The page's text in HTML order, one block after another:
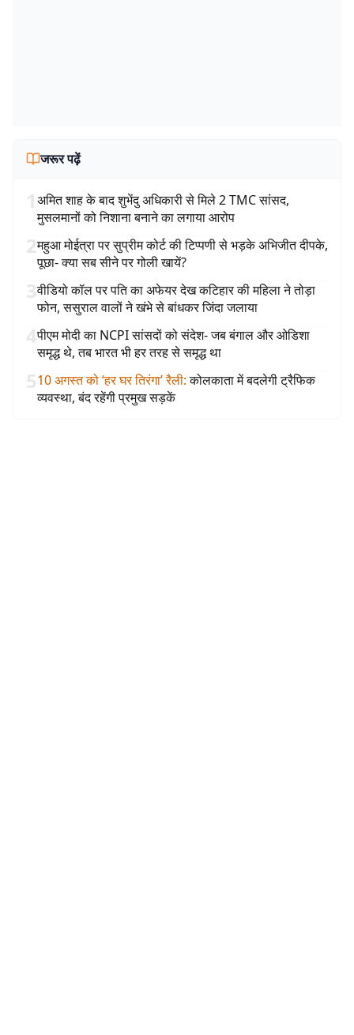
जरूर पढ़ें
1अमित शाह के बाद शुभेंदु अधिकारी से मिले 2 TMC सांसद,
मुसलमानों को निशाना बनाने का लगाया आरोप
2महुआ मोईत्रा पर सुप्रीम कोर्ट की टिप्पणी से भड़के अभिजीत दीपके,
पूछा- क्या सब सीने पर गोली खायें?
3वीडियो कॉल पर पति का अफेयर देख कटिहार की महिला ने तोड़ा
फोन, ससुराल वालों ने खंभे से बांधकर जिंदा जलाया
4पीएम मोदी का NCPI सांसदों को संदेश- जब बंगाल और ओडिशा
समृद्ध थे, तब भारत भी हर तरह से समृद्ध था
510 अगस्त को ‘हर घर तिरंगा’ रैली: कोलकाता में बदलेगी ट्रैफिक
व्यवस्था, बंद रहेंगी प्रमुख सड़कें